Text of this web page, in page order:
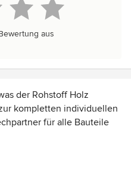
aus
der Rohstoff Holz
kompletten individuellen
für alle Bauteile
passend zu Ihren
Tischlerarbeiten